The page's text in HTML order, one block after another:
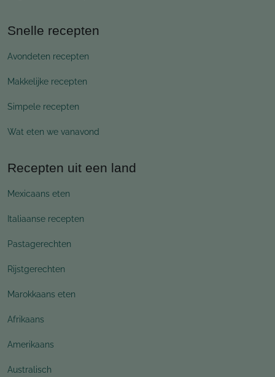
Snelle recepten
Avondeten recepten
Makkelijke recepten
Simpele recepten
Wat eten we vanavond
Recepten uit een land
Mexicaans eten
Italiaanse recepten
Pastagerechten
Rijstgerechten
Marokkaans eten
Afrikaans
Amerikaans
Australisch